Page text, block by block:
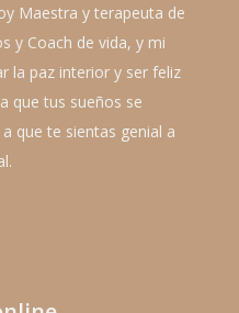
Maestra y terapeuta de
y Coach de vida, y mi
la paz interior y ser feliz
que tus sueños se
que te sientas genial a